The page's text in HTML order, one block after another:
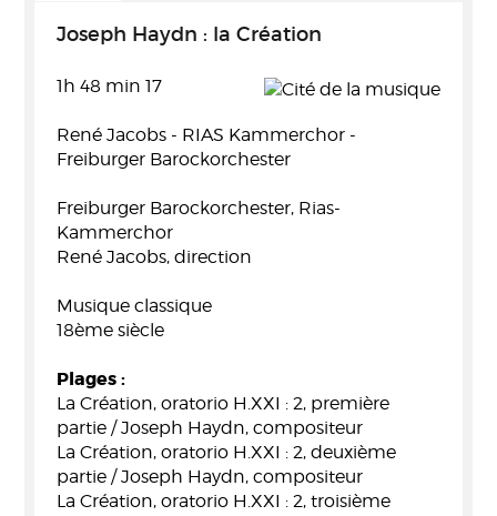
Joseph Haydn : la Création
1h 48 min 17
René Jacobs - RIAS Kammerchor -
Freiburger Barockorchester
Freiburger Barockorchester, Rias-
Kammerchor
René Jacobs, direction
Musique classique
18ème siècle
Plages :
La Création, oratorio H.XXI : 2, première
partie / Joseph Haydn, compositeur
La Création, oratorio H.XXI : 2, deuxième
partie / Joseph Haydn, compositeur
La Création, oratorio H.XXI : 2, troisième